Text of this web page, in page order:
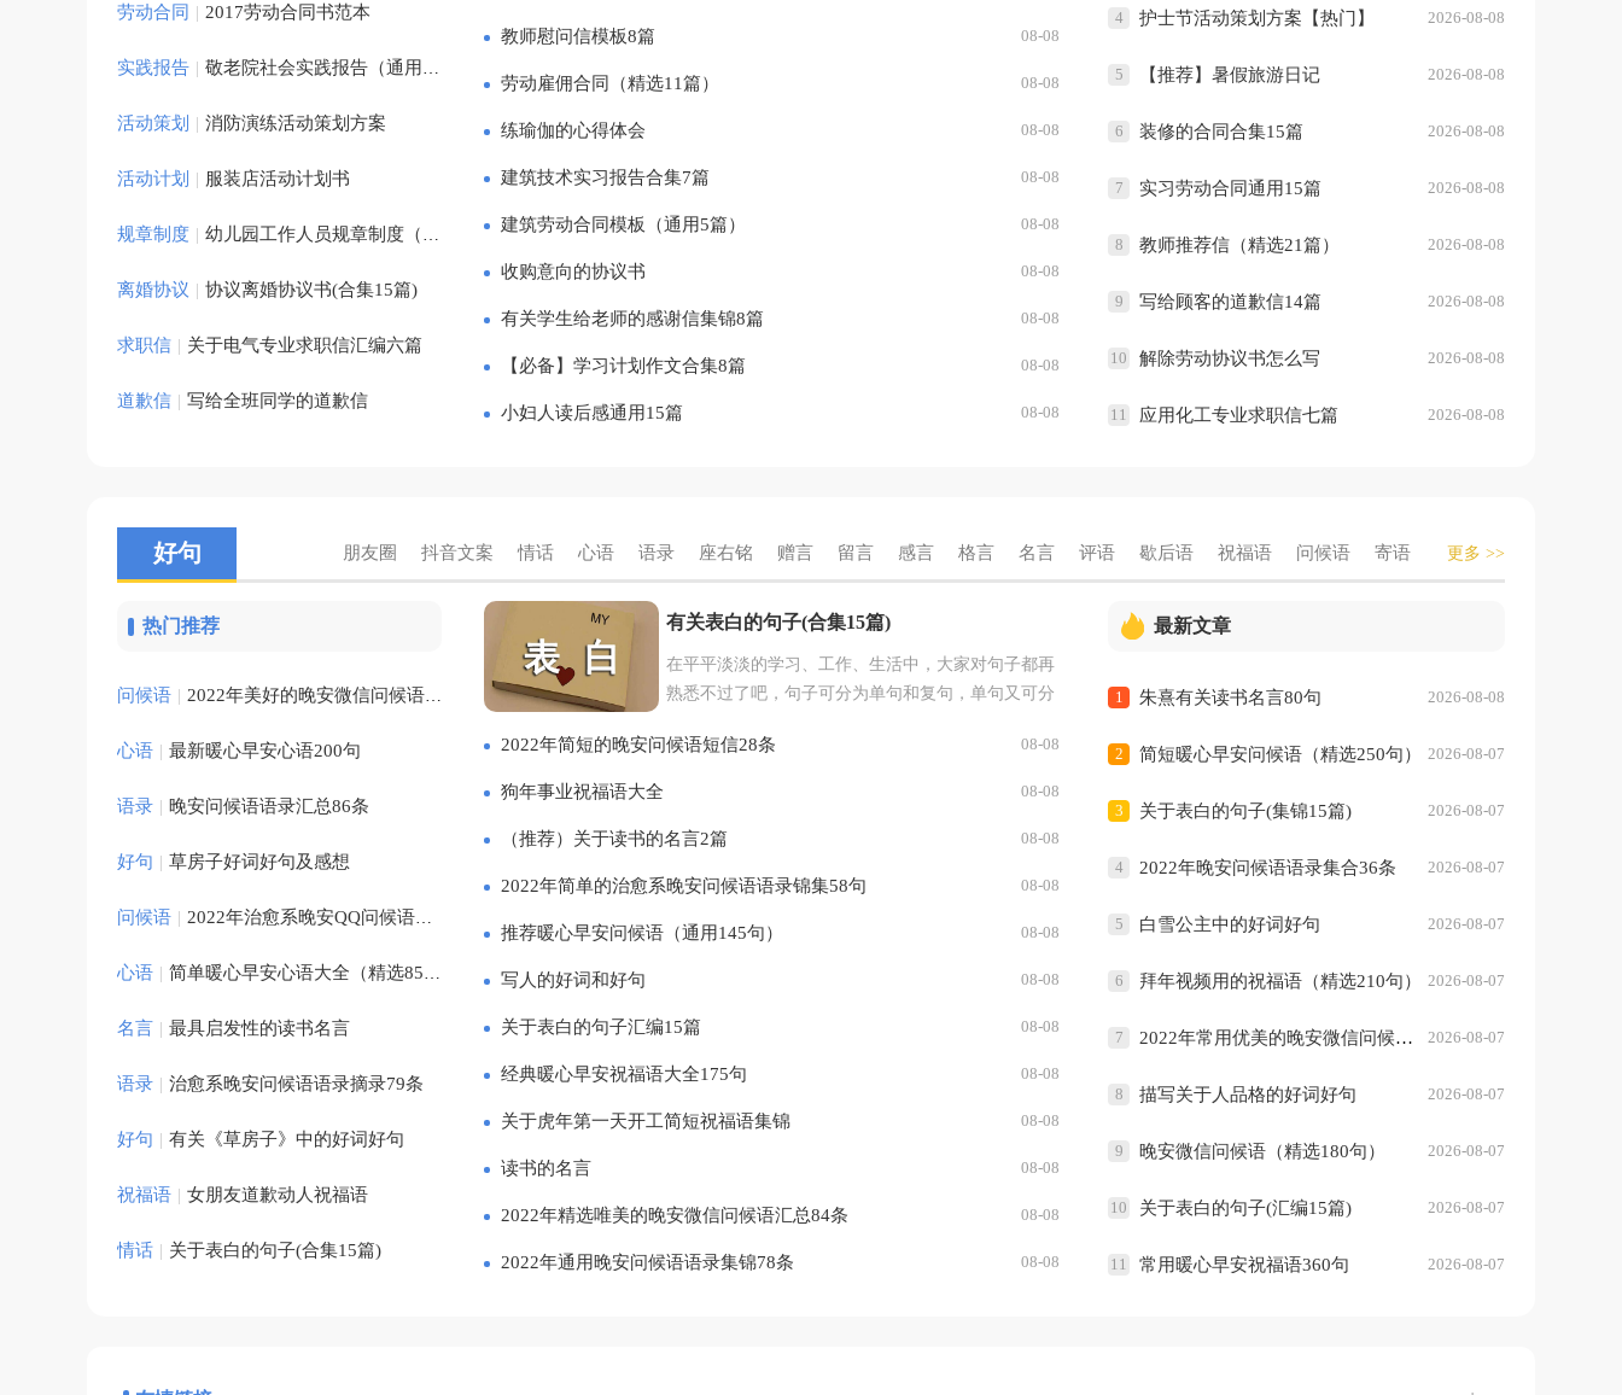
年终总结
实习总结
会议总结
劳动合同
装修合同
购房合同
建筑合同
施工合同
保险合同
采购合同
租房协议
劳动协议
劳动合同 | 2017劳动合同书范本
实践报告 | 敬老院社会实践报告（通用16篇）
活动策划 | 消防演练活动策划方案
活动计划 | 服装店活动计划书
规章制度 | 幼儿园工作人员规章制度（精选5篇）
离婚协议 | 协议离婚协议书(合集15篇)
求职信 | 关于电气专业求职信汇编六篇
道歉信 | 写给全班同学的道歉信
08-08
教师慰问信模板8篇
08-08
劳动雇佣合同（精选11篇）
08-08
练瑜伽的心得体会
08-08
建筑技术实习报告合集7篇
08-08
建筑劳动合同模板（通用5篇）
08-08
收购意向的协议书
08-08
有关学生给老师的感谢信集锦8篇
08-08
【必备】学习计划作文合集8篇
08-08
小妇人读后感通用15篇
4 2026-08-08
护士节活动策划方案【热门】
5 2026-08-08
【推荐】暑假旅游日记
6 2026-08-08
装修的合同合集15篇
7 2026-08-08
实习劳动合同通用15篇
8 2026-08-08
教师推荐信（精选21篇）
9 2026-08-08
写给顾客的道歉信14篇
10 2026-08-08
解除劳动协议书怎么写
11 2026-08-08
应用化工专业求职信七篇
好句 更多 >>
寄语
问候语
祝福语
歇后语
评语
名言
格言
感言
留言
赠言
座右铭
语录
心语
情话
抖音文案
朋友圈
热门推荐
问候语 | 2022年美好的晚安微信问候语锦集80句
心语 | 最新暖心早安心语200句
语录 | 晚安问候语语录汇总86条
好句 | 草房子好词好句及感想
问候语 | 2022年治愈系晚安QQ问候语大汇总73条
心语 | 简单暖心早安心语大全（精选85句）
名言 | 最具启发性的读书名言
语录 | 治愈系晚安问候语语录摘录79条
好句 | 有关《草房子》中的好词好句
祝福语 | 女朋友道歉动人祝福语
情话 | 关于表白的句子(合集15篇)
有关表白的句子(合集15篇)
在平平淡淡的学习、工作、生活中，大家对句子都再
熟悉不过了吧，句子可分为单句和复句，单句又可分
吗？下面是小编帮大家整...
08-08
2022年简短的晚安问候语短信28条
08-08
狗年事业祝福语大全
08-08
（推荐）关于读书的名言2篇
08-08
2022年简单的治愈系晚安问候语语录锦集58句
08-08
推荐暖心早安问候语（通用145句）
08-08
写人的好词和好句
08-08
关于表白的句子汇编15篇
08-08
经典暖心早安祝福语大全175句
08-08
关于虎年第一天开工简短祝福语集锦
08-08
读书的名言
08-08
2022年精选唯美的晚安微信问候语汇总84条
08-08
2022年通用晚安问候语语录集锦78条
最新文章
1 2026-08-08
朱熹有关读书名言80句
2 2026-08-07
简短暖心早安问候语（精选250句）
3 2026-08-07
关于表白的句子(集锦15篇)
4 2026-08-07
2022年晚安问候语语录集合36条
5 2026-08-07
白雪公主中的好词好句
6 2026-08-07
拜年视频用的祝福语（精选210句）
7 2026-08-07
2022年常用优美的晚安微信问候语37句
8 2026-08-07
描写关于人品格的好词好句
9 2026-08-07
晚安微信问候语（精选180句）
10 2026-08-07
关于表白的句子(汇编15篇)
11 2026-08-07
常用暖心早安祝福语360句